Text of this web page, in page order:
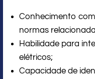
Conhecimento
normas
Habilidade para
elétricos;
Capacidade de